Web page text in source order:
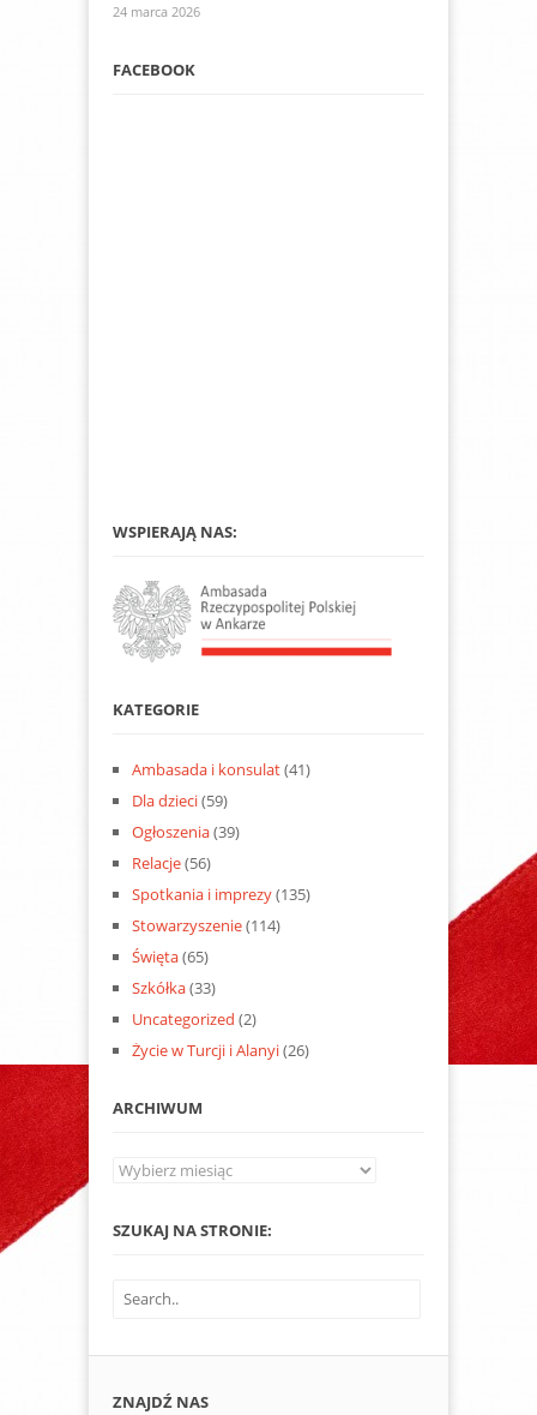
24 marca 2026
FACEBOOK
WSPIERAJĄ NAS:
KATEGORIE
Ambasada i konsulat(41)
Dla dzieci(59)
Ogłoszenia(39)
Relacje(56)
Spotkania i imprezy(135)
Stowarzyszenie(114)
Święta(65)
Szkółka(33)
Uncategorized (2)
Życie w Turcji i Alanyi(26)
ARCHIWUM
Archiwum
SZUKAJ NA STRONIE:
ZNAJDŹ NAS